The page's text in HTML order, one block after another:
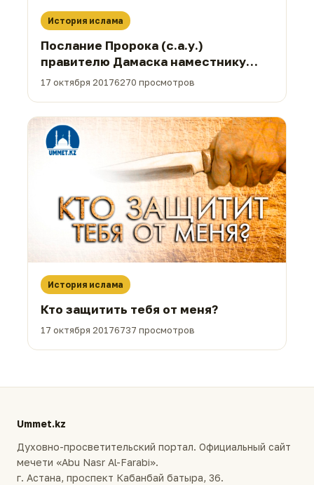
История ислама
Послание Пророка (с.а.у.)
правителю Дамаска наместнику
императора Руми
17 октября 20176270 просмотров
История ислама
Кто защитить тебя от меня?
17 октября 20176737 просмотров
Ummet.kz
Духовно-просветительский портал. Официальный сайт
мечети «Abu Nasr Al-Farabi».
г. Астана, проспект Кабанбай батыра, 36.